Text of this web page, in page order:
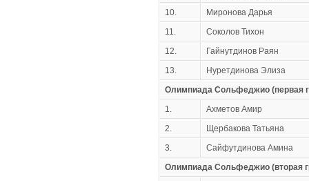
10.
Миронова Дарья
11.
Соколов Тихон
12.
Гайнутдинов Раян
13.
Нуретдинова Элиза
Олимпиада Сольфеджио (первая
1.
Ахметов Амир
2.
Щербакова Татьяна
3.
Сайфутдинова Амина
Олимпиада Сольфеджио (вторая